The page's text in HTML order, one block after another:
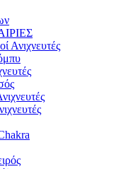
Ανιχνευτές